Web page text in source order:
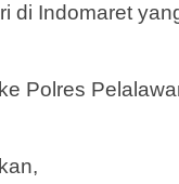
di Indomaret
Polres